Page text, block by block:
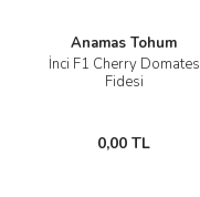
Anamas Tohum
İnci F1 Cherry Domates
Fidesi
0,00 TL